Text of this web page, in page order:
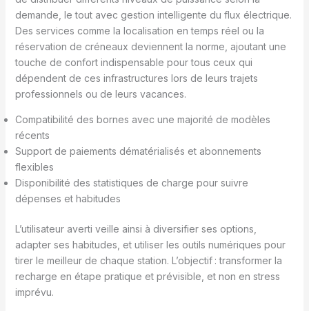
demande, le tout avec gestion intelligente du flux électrique.
Des services comme la localisation en temps réel ou la
réservation de créneaux deviennent la norme, ajoutant une
touche de confort indispensable pour tous ceux qui
dépendent de ces infrastructures lors de leurs trajets
professionnels ou de leurs vacances.
Compatibilité des bornes avec une majorité de modèles
récents
Support de paiements dématérialisés et abonnements
flexibles
Disponibilité des statistiques de charge pour suivre
dépenses et habitudes
L’utilisateur averti veille ainsi à diversifier ses options,
adapter ses habitudes, et utiliser les outils numériques pour
tirer le meilleur de chaque station. L’objectif : transformer la
recharge en étape pratique et prévisible, et non en stress
imprévu.